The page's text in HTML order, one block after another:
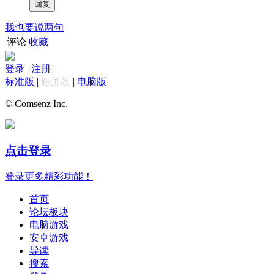
我也要说两句
评论 收藏
登录 | 注册
标准版 | 触屏版 | 电脑版
© Comsenz Inc.
点击登录
登录更多精彩功能！
首页
论坛板块
电脑游戏
安卓游戏
导读
搜索